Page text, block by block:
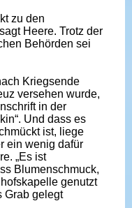
zu den
Heere. Trotz der
Behörden sei
Kriegsende
versehen wurde,
in der
Und dass es
ist, liege
ein wenig dafür
„Es ist
Blumenschmuck,
genutzt
Grab gelegt